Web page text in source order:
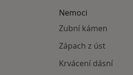
Nemoci
Zubní kámen
Zápach z úst
Krvácení dásní